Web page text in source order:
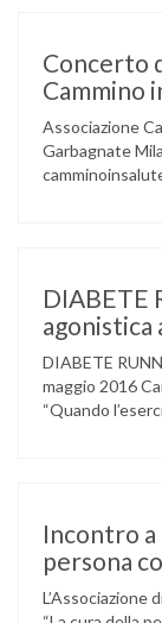
Concerto
Cammino
Associazione
Garbagnate
gruppo
MILANESE. L’
DIABETE
DIABETE
maggio 2016
“Quando
Incontro a
persona
L’Associazione